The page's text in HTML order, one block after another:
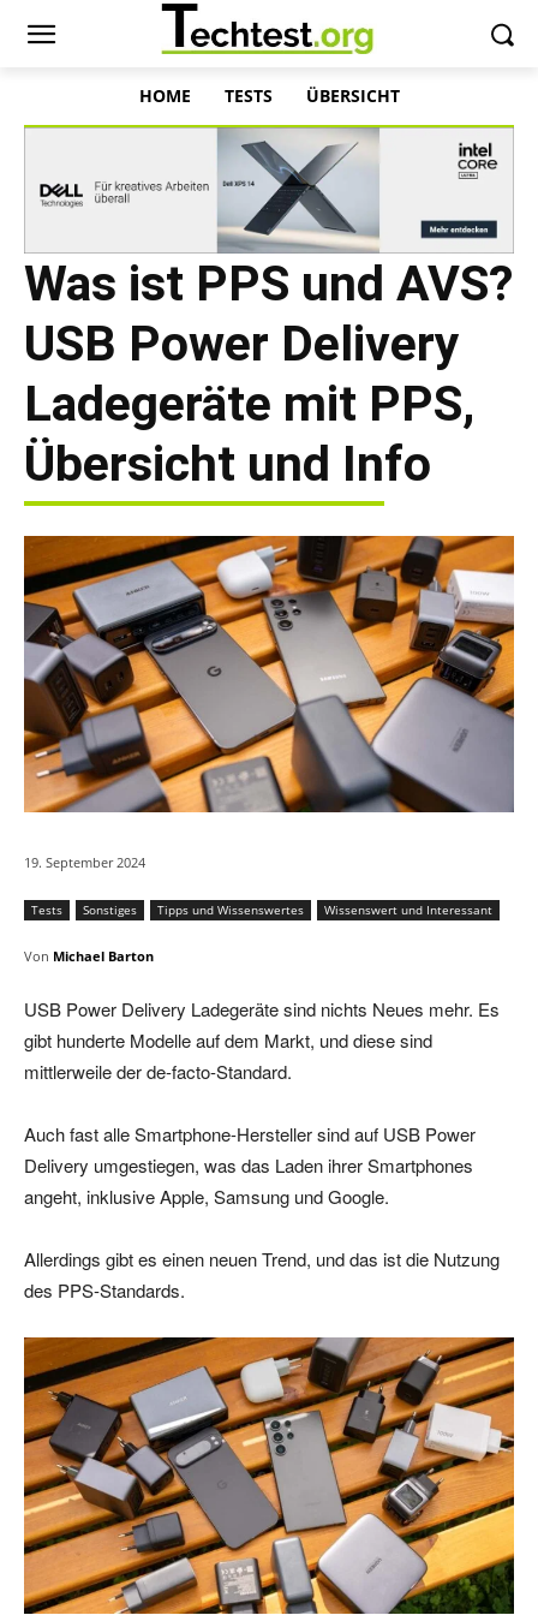
HOME TESTS ÜBERSICHT
Was ist PPS und AVS?
USB Power Delivery
Ladegeräte mit PPS,
Übersicht und Info
19. September 2024
Tests Sonstiges Tipps und Wissenswertes Wissenswert und Interessant
Von Michael Barton
USB Power Delivery Ladegeräte sind nichts Neues mehr. Es
gibt hunderte Modelle auf dem Markt, und diese sind
mittlerweile der de-facto-Standard.
Auch fast alle Smartphone-Hersteller sind auf USB Power
Delivery umgestiegen, was das Laden ihrer Smartphones
angeht, inklusive Apple, Samsung und Google.
Allerdings gibt es einen neuen Trend, und das ist die Nutzung
des PPS-Standards.